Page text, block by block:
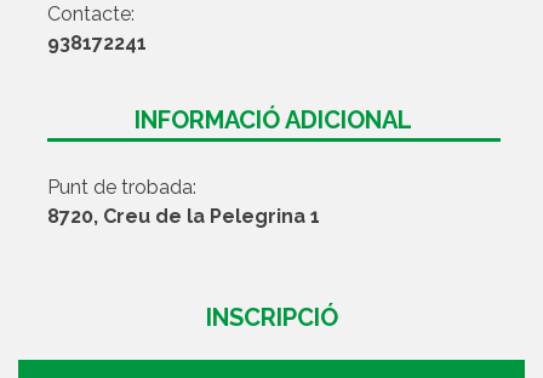
Contacte:
938172241
INFORMACIÓ ADICIONAL
Punt de trobada:
8720, Creu de la Pelegrina 1
INSCRIPCIÓ